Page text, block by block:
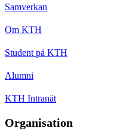
Samverkan
Om KTH
Student på KTH
Alumni
KTH Intranät
Organisation